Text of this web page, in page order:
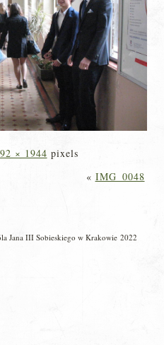
× 1944 pixels
« IMG_0048
Jana III Sobieskiego w Krakowie 2022